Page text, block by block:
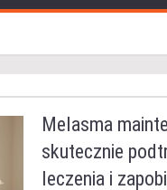
Melasma
skutecznie
leczenia i